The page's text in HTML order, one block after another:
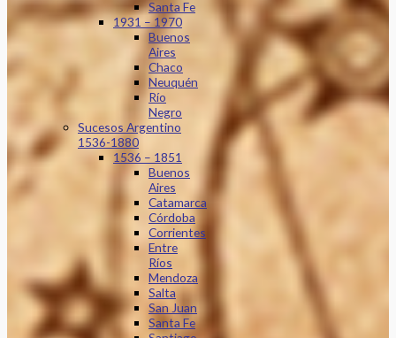
Santa Fe
1931 – 1970
Buenos
Aires
Chaco
Neuquén
Río
Negro
Sucesos Argentino
1536-1880
1536 – 1851
Buenos
Aires
Catamarca
Córdoba
Corrientes
Entre
Ríos
Mendoza
Salta
San Juan
Santa Fe